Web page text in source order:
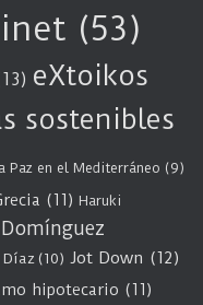
(53)
eXtoikos
sostenibles
Paz en el Mediterráneo (9)
(11) Haruki
Díaz(10) Jot Down (12)
hipotecario (11)